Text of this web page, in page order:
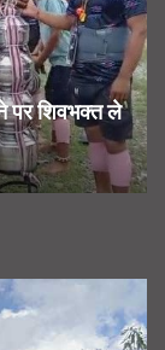
पर शिवभक्त ले